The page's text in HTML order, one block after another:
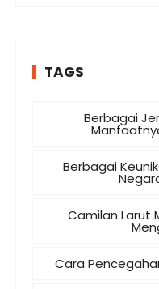
TAGS
Berbagai
Berbagai
Camilan Larut
Cara